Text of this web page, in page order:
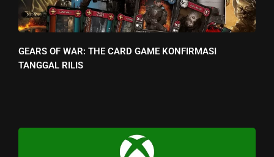
GEARS OF WAR: THE CARD GAME KONFIRMASI
TANGGAL RILIS